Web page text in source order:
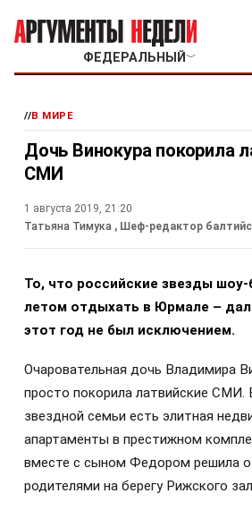
ФЕДЕРАЛЬНЫЙ ﹀
//В МИРЕ
Дочь Винокура покорила
СМИ
1 августа 2019, 21:20
Татьяна Тимука , Шеф-редактор
То, что российские звезды
летом отдыхать в Юрмале –
этот год не был исключением.
Очаровательная дочь Владимира
просто покорила латвийские
звездной семьи есть элитная
апартаменты в престижном
вместе с сыном Федором решила
родителями на берегу Рижского